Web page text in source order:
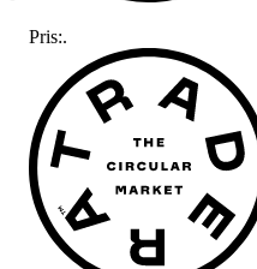
Pris:.